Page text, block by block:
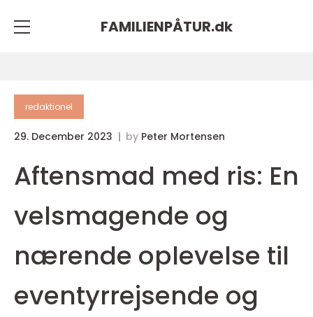
FAMILIENPÅTUR.dk
redaktionel
29. December 2023 by Peter Mortensen
Aftensmad med ris: En
velsmagende og
nærende oplevelse til
eventyrrejsende og